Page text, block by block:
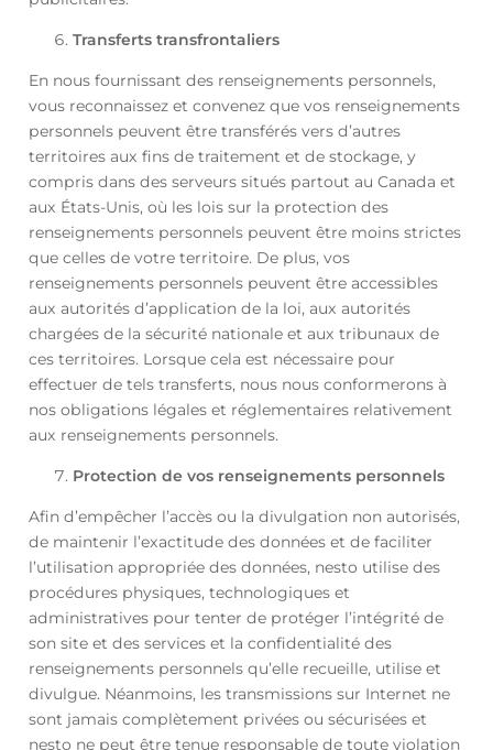
Transferts transfrontaliers
En nous fournissant des renseignements personnels,
vous reconnaissez et convenez que vos renseignements
personnels peuvent être transférés vers d’autres
territoires aux fins de traitement et de stockage, y
compris dans des serveurs situés partout au Canada et
aux États-Unis, où les lois sur la protection des
renseignements personnels peuvent être moins strictes
que celles de votre territoire. De plus, vos
renseignements personnels peuvent être accessibles
aux autorités d’application de la loi, aux autorités
chargées de la sécurité nationale et aux tribunaux de
ces territoires. Lorsque cela est nécessaire pour
effectuer de tels transferts, nous nous conformerons à
nos obligations légales et réglementaires relativement
aux renseignements personnels.
Protection de vos renseignements personnels
Afin d’empêcher l’accès ou la divulgation non autorisés,
de maintenir l’exactitude des données et de faciliter
l’utilisation appropriée des données, nesto utilise des
procédures physiques, technologiques et
administratives pour tenter de protéger l’intégrité de
son site et des services et la confidentialité des
renseignements personnels qu’elle recueille, utilise et
divulgue. Néanmoins, les transmissions sur Internet ne
sont jamais complètement privées ou sécurisées et
nesto ne peut être tenue responsable de toute violation